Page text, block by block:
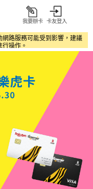
我要辦卡 卡友登入
路服務可能受到影響，建議
操作。